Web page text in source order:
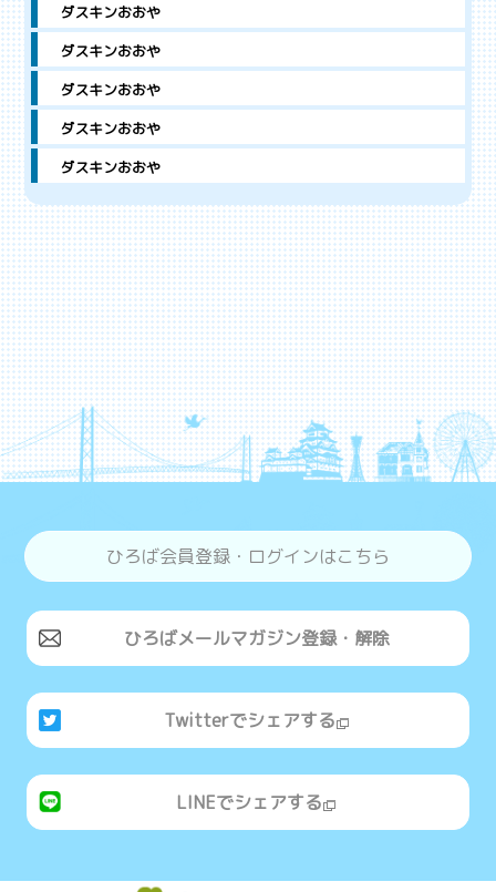
ダスキンおおや
ダスキンおおや
ダスキンおおや
ダスキンおおや
ダスキンおおや
ひろば会員登録・ログインはこちら
ひろばメールマガジン登録・解除
Twitterでシェアする
LINEでシェアする